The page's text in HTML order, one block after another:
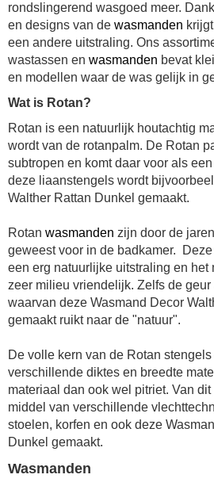
rondslingerend wasgoed meer.
en designs van de wasmanden
een andere uitstraling. Ons
wastassen en wasmanden bevat
en modellen waar de was gelijk in
Wat is Rotan?
Rotan is een natuurlijk houtachtig
wordt van de rotanpalm. De Rotan
subtropen en komt daar voor als
deze liaanstengels wordt
Walther Rattan Dunkel gemaakt.
Rotan wasmanden zijn door de
geweest voor in de badkamer.
een erg natuurlijke uitstraling en het
zeer milieu vriendelijk. Zelfs de geur
waarvan deze Wasmand Decor
gemaakt ruikt naar de "natuur".
De volle kern van de Rotan
verschillende diktes en breedte
materiaal dan ook wel pitriet. Van
middel van verschillende
stoelen, korfen en ook deze
Dunkel gemaakt.
Wasmanden